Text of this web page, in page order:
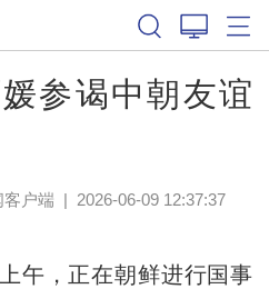
参谒中朝友谊
户端 | 2026-06-09 12:37:37
，正在朝鲜进行国事